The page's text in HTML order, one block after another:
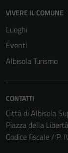
VIVERE IL COMUNE
Luoghi
Eventi
Albisola Turismo
CONTATTI
Città di Albisola
Piazza della
Codice fiscale / P.